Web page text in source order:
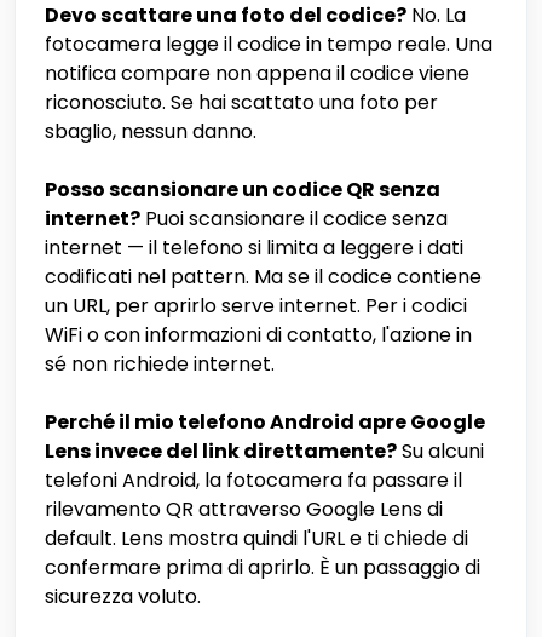
Devo scattare una foto del codice? No. La
fotocamera legge il codice in tempo reale. Una
notifica compare non appena il codice viene
riconosciuto. Se hai scattato una foto per
sbaglio, nessun danno.
Posso scansionare un codice QR senza
internet? Puoi scansionare il codice senza
internet — il telefono si limita a leggere i dati
codificati nel pattern. Ma se il codice contiene
un URL, per aprirlo serve internet. Per i codici
WiFi o con informazioni di contatto, l'azione in
sé non richiede internet.
Perché il mio telefono Android apre Google
Lens invece del link direttamente?Su alcuni
telefoni Android, la fotocamera fa passare il
rilevamento QR attraverso Google Lens di
default. Lens mostra quindi l'URL e ti chiede di
confermare prima di aprirlo. È un passaggio di
sicurezza voluto.